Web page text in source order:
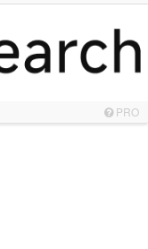
PRO